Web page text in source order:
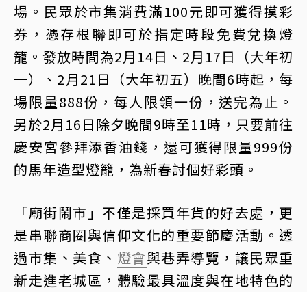
場。民眾於市集消費滿100元即可獲得摸彩
券，憑存根聯即可於指定時段免費兌換燈
籠。發放時間為2月14日、2月17日（大年初
一）、2月21日（大年初五）晚間6時起，每
場限量888份，每人限領一份，送完為止。
另於2月16日除夕晚間9時至11時，只要前往
慶安宮參拜添香油錢，還可獲得限量999份
的馬年造型燈籠，為新春討個好彩頭。
「廟街鬧市」不僅是採買年貨的好去處，更
是串聯商圈與信仰文化的重要節慶活動。透
過市集、美食、 燈會與巷弄導覽，讓民眾重
新走進老城區，體驗最具溫度與在地特色的